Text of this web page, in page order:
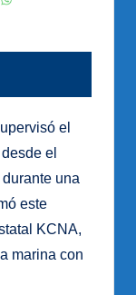
el
el
una
este
KCNA,
marina con